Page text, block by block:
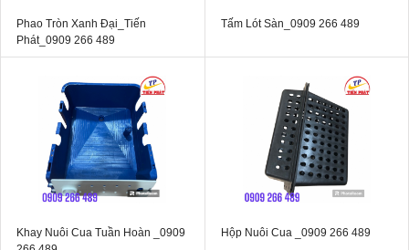
Phao Tròn Xanh Đại_Tiến
Phát_0909 266 489
Tấm Lót Sàn_0909 266 489
Khay Nuôi Cua Tuần Hoàn _0909
Hộp Nuôi Cua _0909 266 489